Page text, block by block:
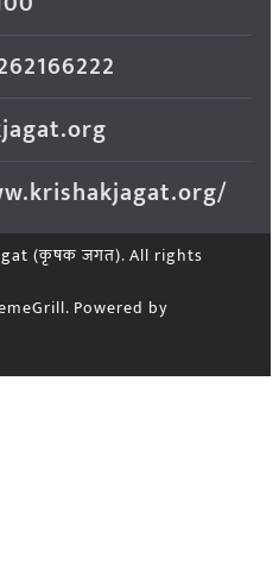
(कृषक जगत). All rights
Powered by